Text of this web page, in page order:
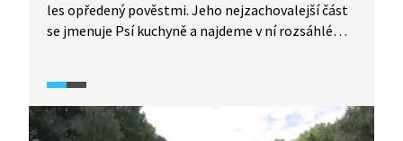
les opředený pověstmi. Jeho nejzachovalejší část
se jmenuje Psí kuchyně a najdeme v ní rozsáhlé
rezervace zde můžeme sledovat přirozený
koloběh lesa. Pojďte se podívat s námi.